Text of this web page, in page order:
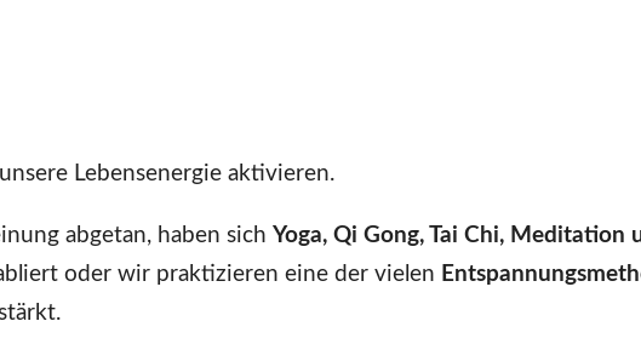
Lebensenergie aktivieren.
abgetan, haben sich Yoga, Qi Gong, Tai Chi, Meditation
oder wir praktizieren eine der vielen